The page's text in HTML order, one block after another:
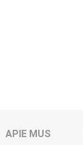
APIE MUS